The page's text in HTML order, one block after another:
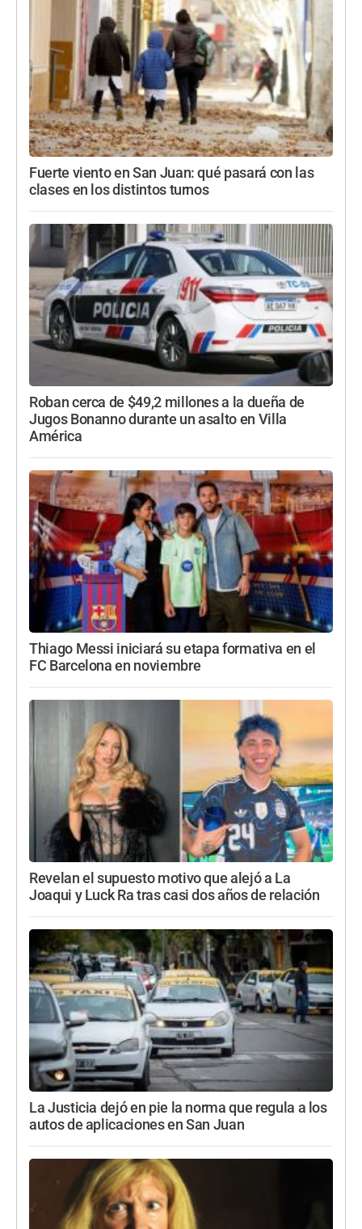
Fuerte viento en San Juan: qué pasará con las
clases en los distintos turnos
Roban cerca de $49,2 millones a la dueña de
Jugos Bonanno durante un asalto en Villa
América
Thiago Messi iniciará su etapa formativa en el
FC Barcelona en noviembre
Revelan el supuesto motivo que alejó a La
Joaqui y Luck Ra tras casi dos años de relación
La Justicia dejó en pie la norma que regula a los
autos de aplicaciones en San Juan